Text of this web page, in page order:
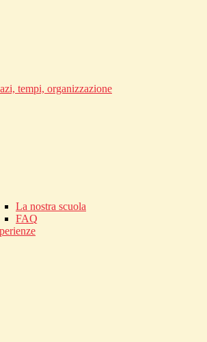
tempi, organizzazione
La nostra scuola
FAQ